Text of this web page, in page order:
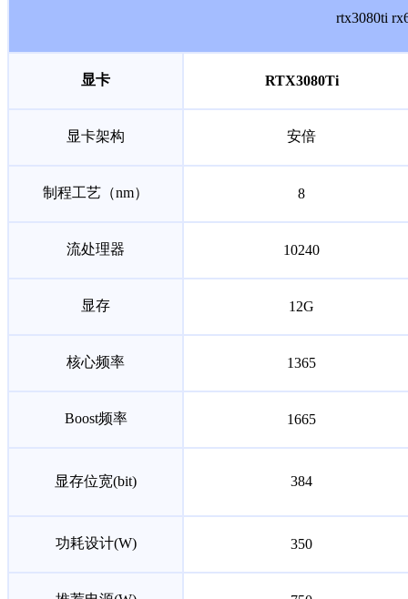
rtx3080ti
显卡 RTX3080Ti
显卡架构 安倍
制程工艺（nm） 8
流处理器 10240
显存 12G
核心频率 1365
Boost频率 1665
显存位宽(bit) 384
功耗设计(W) 350